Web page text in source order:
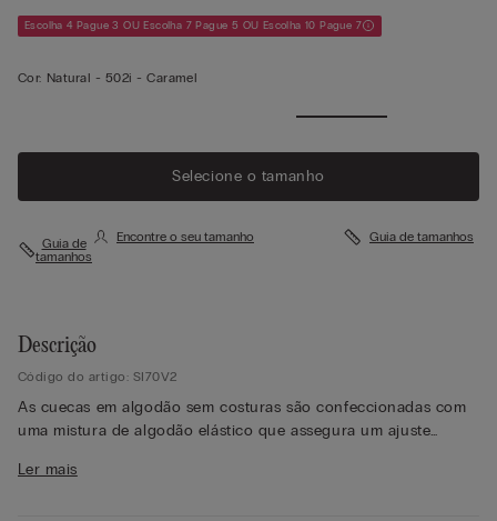
Escolha 4 Pague 3 OU Escolha 7 Pague 5 OU Escolha 10 Pague 7
Cor: Natural - 502i - Caramel
Selecione o tamanho
Guia de
tamanhos
Encontre o seu tamanho Guia de tamanhos
Descrição
Código do artigo: SI70V2
As cuecas em algodão sem costuras são confeccionadas com
uma mistura de algodão elástico que assegura um ajuste
projetado para oferecer liberdade de movimentos, e ficar
Ler mais